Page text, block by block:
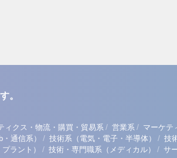
。
ィクス・物流・購買・貿易系 / 営業系 / マーケテ
通信系） / 技術系（電気・電子・半導体） / 技
ラント） / 技術・専門職系（メディカル） / サ